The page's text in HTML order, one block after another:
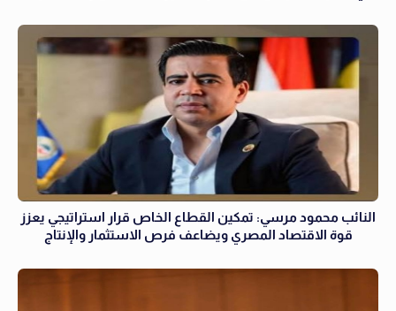
النائب محمود مرسي: تمكين القطاع الخاص قرار استراتيجي يعزز
قوة الاقتصاد المصري ويضاعف فرص الاستثمار والإنتاج